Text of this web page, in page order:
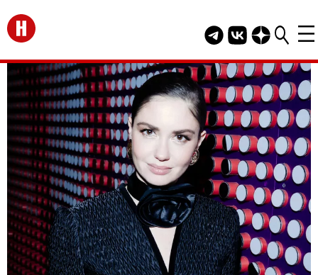
Перейти на главную
Telegram канал
Группа HELLO
Канал